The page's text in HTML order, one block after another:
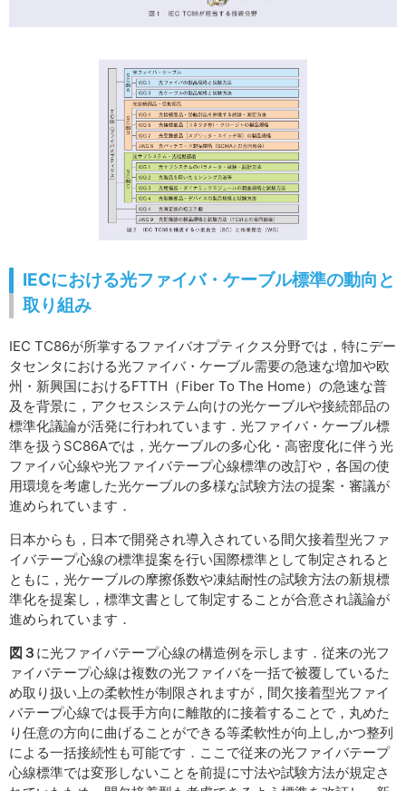
IECにおける光ファイバ・ケーブル標準の動向と
取り組み
IEC TC86が所掌するファイバオプティクス分野では，特にデー
タセンタにおける光ファイバ・ケーブル需要の急速な増加や欧
州・新興国におけるFTTH（Fiber To The Home）の急速な普
及を背景に，アクセスシステム向けの光ケーブルや接続部品の
標準化議論が活発に行われています．光ファイバ・ケーブル標
準を扱うSC86Aでは，光ケーブルの多心化・高密度化に伴う光
ファイバ心線や光ファイバテープ心線標準の改訂や，各国の使
用環境を考慮した光ケーブルの多様な試験方法の提案・審議が
進められています．
日本からも，日本で開発され導入されている間欠接着型光ファ
イバテープ心線の標準提案を行い国際標準として制定されると
ともに，光ケーブルの摩擦係数や凍結耐性の試験方法の新規標
準化を提案し，標準文書として制定することが合意され議論が
進められています．
図３ に光ファイバテープ心線の構造例を示します．従来の光フ
ァイバテープ心線は複数の光ファイバを一括で被覆しているた
め取り扱い上の柔軟性が制限されますが，間欠接着型光ファイ
バテープ心線では長手方向に離散的に接着することで，丸めた
り任意の方向に曲げることができる等柔軟性が向上し,かつ整列
による一括接続性も可能です．ここで従来の光ファイバテープ
心線標準では変形しないことを前提に寸法や試験方法が規定さ